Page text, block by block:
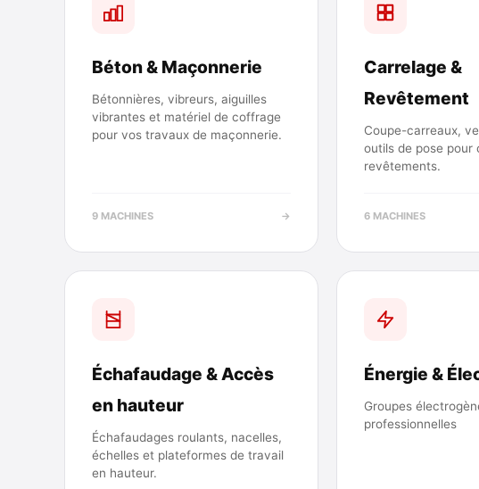
Béton & Maçonnerie
Bétonnières, vibreurs, aiguilles
vibrantes et matériel de coffrage
pour vos travaux de maçonnerie.
9 MACHINES →
Carrelage &
Revêtement
Coupe-carreaux,
outils de pose pour
revêtements.
6 MACHINES
Échafaudage & Accès
en hauteur
Échafaudages roulants, nacelles,
échelles et plateformes de travail
en hauteur.
Énergie &
Groupes
professionnelles